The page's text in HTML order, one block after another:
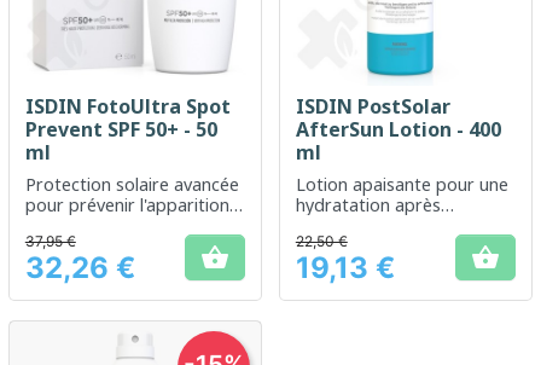
ISDIN FotoUltra Spot
Prevent SPF 50+ - 50
ml
Protection solaire avancée
pour prévenir l'apparition
dues au soleil.
Prix
37,95 €
32,26 € 
ISDIN PostSolar
AfterSun Lotion - 400
ml
Lotion apaisante pour une
hydratation après
Prix
22,50 €
19,13 € 